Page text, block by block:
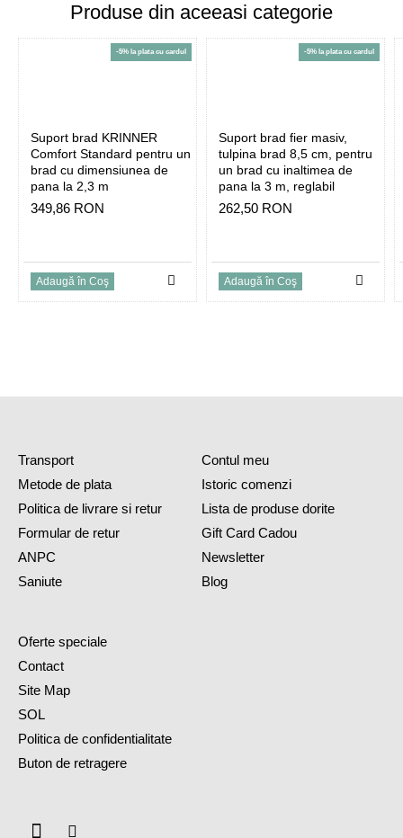
Produse din aceeasi categorie
-5% la plata cu cardul
Suport brad KRINNER
Comfort Standard pentru un
brad cu dimensiunea de
pana la 2,3 m
349,86 RON
Adaugă în Coş
-5% la plata cu cardul
Suport brad fier masiv,
tulpina brad 8,5 cm, pentru
un brad cu inaltimea de
pana la 3 m, reglabil
262,50 RON
Adaugă în Coş
Transport
Metode de plata
Politica de livrare si retur
Formular de retur
ANPC
Saniute
Contul meu
Istoric comenzi
Lista de produse dorite
Gift Card Cadou
Newsletter
Blog
Oferte speciale
Contact
Site Map
SOL
Politica de confidentialitate
Buton de retragere